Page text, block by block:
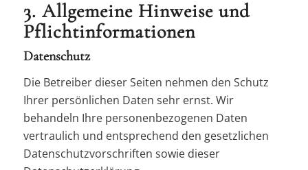
3. Allgemeine Hinweise und
Pflicht­informationen
Datenschutz
Die Betreiber dieser Seiten nehmen den Schutz
Ihrer persönlichen Daten sehr ernst. Wir
behandeln Ihre personenbezogenen Daten
vertraulich und entsprechend den gesetzlichen
Datenschutzvorschriften sowie dieser